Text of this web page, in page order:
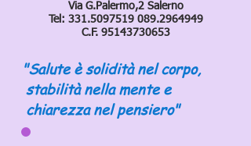
Via G.Palermo,2 Salerno
Tel: 331.5097519 089.2964949
C.F. 95143730653
"Salute è solidità nel corpo,
stabilità nella mente e
chiarezza nel pensiero"